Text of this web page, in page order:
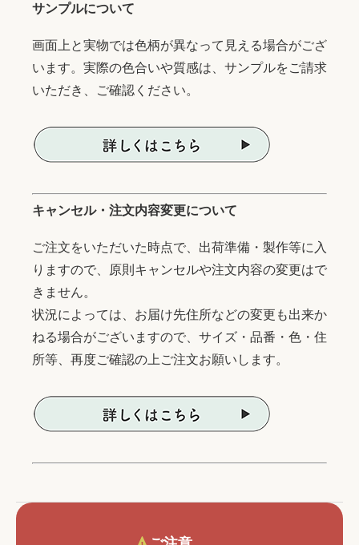
サンプルについて
画面上と実物では色柄が異なって見える場合がござ
います。実際の色合いや質感は、サンプルをご請求
いただき、ご確認ください。
キャンセル・注文内容変更について
ご注文をいただいた時点で、出荷準備・製作等に入
りますので、原則キャンセルや注文内容の変更はで
きません。
状況によっては、お届け先住所などの変更も出来か
ねる場合がございますので、サイズ・品番・色・住
所等、再度ご確認の上ご注文お願いします。